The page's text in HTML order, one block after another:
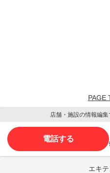
PAGE
店舗・施設の情報編
電話する
エキ